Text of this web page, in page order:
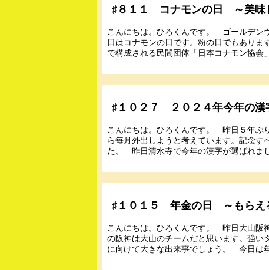
♯８１１ コナモンの日 ～美味
こんにちは。ひろくんです。 ゴールデン
日はコナモンの日です。粉の日でもあり
で構成される民間団体「日本コナモン協会
♯１０２７ ２０２４年今年の
こんにちは。ひろくんです。 昨日５年ぶ
ら毎月外出しようと考えています。記念す
た。 昨日清水寺で今年の漢字が選ばれま
♯１０１５ 年金の日 ～もらえ
こんにちは。ひろくんです。 昨日大山阪
の阪神は大山のチームだと思います。強い
に向けて大きな出来事でしょう。 今日は